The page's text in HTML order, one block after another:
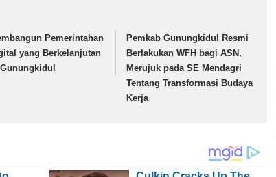
Pemerintahan
yang Berkelanjutan
Pemkab Gunungkidul Resmi
Berlakukan WFH bagi ASN,
Merujuk pada SE Mendagri
Tentang Transformasi Budaya
Kerja